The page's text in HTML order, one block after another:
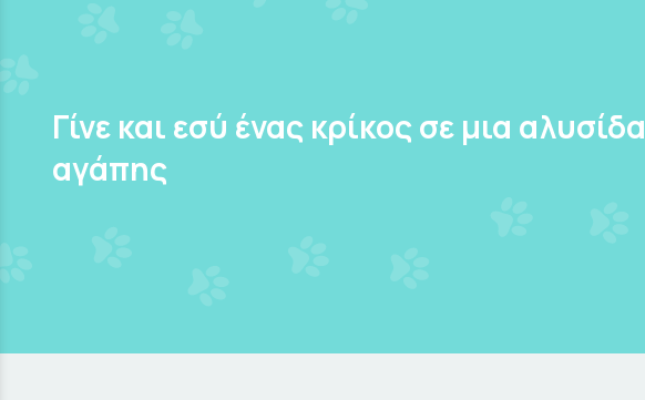
Γίνε και εσύ ένας κρίκος σε μια αλυσίδα
αγάπης